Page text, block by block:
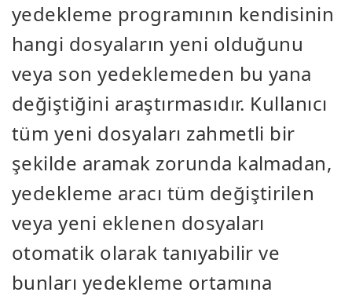
yedekleme programının kendisinin
hangi dosyaların yeni olduğunu
veya son yedeklemeden bu yana
değiştiğini araştırmasıdır. Kullanıcı
tüm yeni dosyaları zahmetli bir
şekilde aramak zorunda kalmadan,
yedekleme aracı tüm değiştirilen
veya yeni eklenen dosyaları
otomatik olarak tanıyabilir ve
bunları yedekleme ortamına